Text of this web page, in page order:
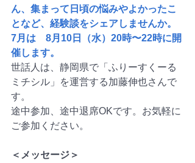
ん、集まって日頃の悩みやよかったこ
となど、経験談をシェアしませんか。
7月は　8月10日（水）20時〜22時に開
催します。
世話人は、静岡県で「ふりーすくーる
ミチシル」を運営する加藤伸也さんで
す。
途中参加、途中退席OKです。お気軽に
ご参加ください。
＜メッセージ＞